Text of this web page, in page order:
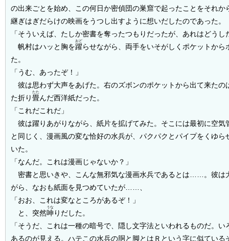
の出来ごとを始め、この何日か密偵団の巣窟で起ったことをそれか
継ぎはぎだらけの映画をうつし出すように想いだしたのであった。
「そういえば、たしか密書を奪ったつもりだったが、あれはどうし
帆村はハッと胸を躍
おど
らせながら、両手をいそがしくポケットから
た。
「うむ、あったぞ！」
彼は思わず大声をあげた。右のズボンのポケットから出て来たの
た折り畳
たた
んだ西洋紙だった。
「これだこれだ」
彼は躍りあがりながら、紙片を拡げてみた。そこには最初に空気
と同じく、漫画風の変な恰好の水兵が、パクパクとパイプをくゆら
いた。
「なんだ。これは漫画じゃないか？」
密書と思いきや、こんな無邪気な漫画水兵であるとは……。彼は
がら、なおも紙面を見つめていたが……、
「おお、これは変なところがあるぞ！」
と、突然呻
うな
りだした。
「そうだ、これは一種の暗号で、隠し文字法といわれるものだ。
あるのが見える。ハテこの水兵の胴と脚とはＲという字に似ている